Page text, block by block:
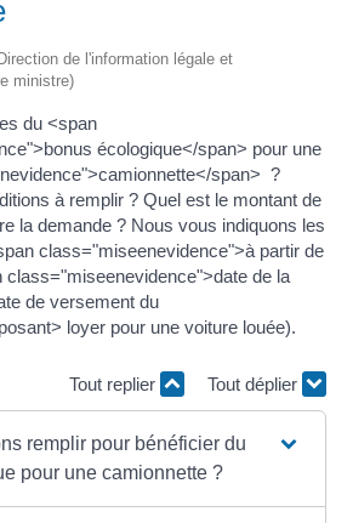
de l'information légale et
ministre)
du <span
écologique</span> pour une
span> ?
à remplir ? Quel est le montant de
la demande ? Nous vous indiquons les
class="miseenevidence">à partir de
class="miseenevidence">date de la
de versement du
loyer pour une voiture louée).
Tout replier Tout déplier
remplir pour bénéficier du
pour une camionnette ?